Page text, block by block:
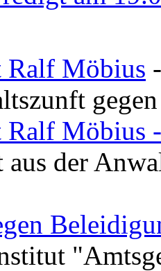
Ralf Möbius
Ralf Möbius
der